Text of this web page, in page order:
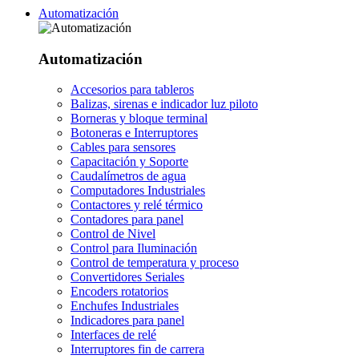
Automatización
Automatización
Accesorios para tableros
Balizas, sirenas e indicador luz piloto
Borneras y bloque terminal
Botoneras e Interruptores
Cables para sensores
Capacitación y Soporte
Caudalímetros de agua
Computadores Industriales
Contactores y relé térmico
Contadores para panel
Control de Nivel
Control para Iluminación
Control de temperatura y proceso
Convertidores Seriales
Encoders rotatorios
Enchufes Industriales
Indicadores para panel
Interfaces de relé
Interruptores fin de carrera